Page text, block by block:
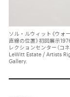
ソル・ルウィット《ウ
直線の位置》初回展示
レクションセンター（
LeWitt Estate / Artists
Gallery.